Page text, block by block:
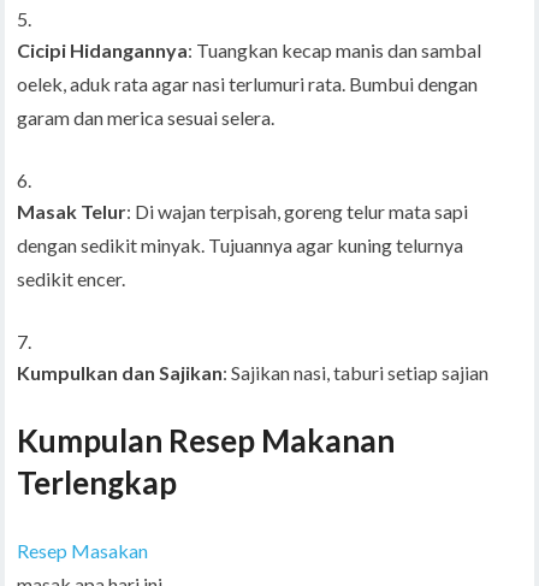
Cicipi Hidangannya: Tuangkan kecap manis dan sambal
oelek, aduk rata agar nasi terlumuri rata. Bumbui dengan
garam dan merica sesuai selera.
Masak Telur: Di wajan terpisah, goreng telur mata sapi
dengan sedikit minyak. Tujuannya agar kuning telurnya
sedikit encer.
Kumpulkan dan Sajikan: Sajikan nasi, taburi setiap sajian
Kumpulan Resep Makanan
Terlengkap
Resep Masakan